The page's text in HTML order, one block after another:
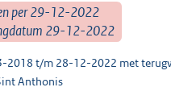
per 29-12-2022
29-12-2022
2018 t/m 28-12-2022 met
Anthonis